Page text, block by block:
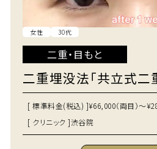
女性 30代
二重・目もと
二重埋没法「共立式二
[ 標準料金(税込) ]¥66,000（両目）～
[ クリニック ]渋谷院